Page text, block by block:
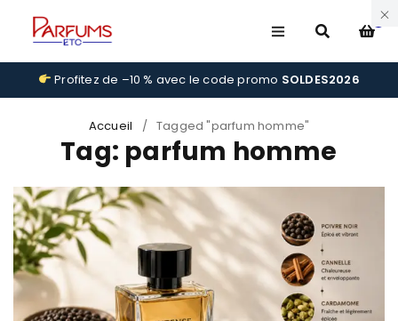
0
Profitez de –10 % avec le code promo SOLDES2026
Accueil / Tagged "parfum homme"
Tag: parfum homme